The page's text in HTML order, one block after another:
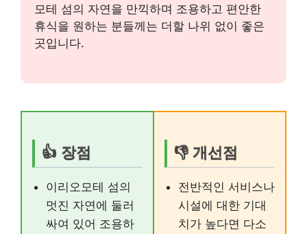
모테 섬의 자연을 만끽하며 조용하고 편안한
휴식을 원하는 분들께는 더할 나위 없이 좋은
곳입니다.
👍 장점
이리오모테 섬의
멋진 자연에 둘러
싸여 있어 조용하
👎 개선점
전반적인 서비스나
시설에 대한 기대
치가 높다면 다소